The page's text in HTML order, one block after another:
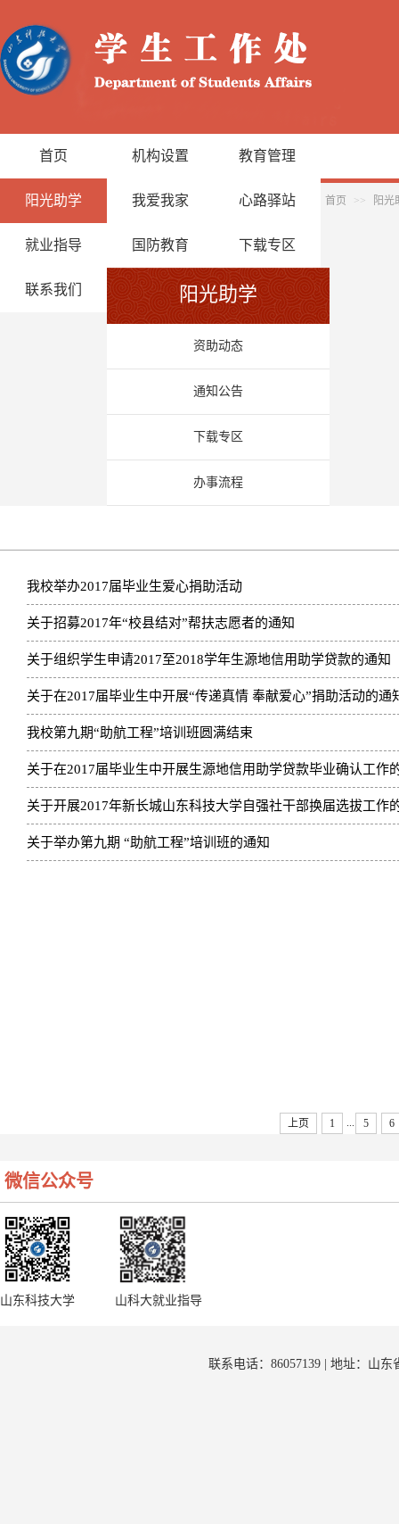
首页 机构设置 教育管理
阳光助学 我爱我家 心路驿站
就业指导 国防教育 下载专区
联系我们
首页 >> 阳光
阳光助学
资助动态
通知公告
下载专区
办事流程
我校举办2017届毕业生爱心捐助活动
关于招募2017年“校县结对”帮扶志愿者的通知
关于组织学生申请2017至2018学年生源地信用助学贷款的通知
关于在2017届毕业生中开展“传递真情 奉献爱心”捐助活动的通
我校第九期“助航工程”培训班圆满结束
关于在2017届毕业生中开展生源地信用助学贷款毕业确认工作
关于开展2017年新长城山东科技大学自强社干部换届选拔工作
关于举办第九期 “助航工程”培训班的通知
上页 1 5 6
微信公众号
山东科技大学 山科大就业指导
联系电话：86057139 | 地址：山